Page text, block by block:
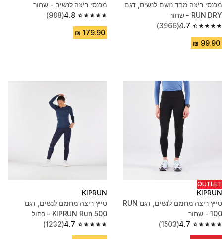
מכנסי ריצה מבד נושם לנשים, דגם
RUN DRY - שחור
4.7
4.7 out of 5 stars from 3966 reviews
(3966)
מכנסי ריצה לנשים - שחור
4.8
4.8 out of 5 stars from 988 reviews
(988)
OUTLET
KIPRUN
טייץ ריצה מחמם לנשים, דגם RUN
100 - שחור
4.7
4.7 out of 5 stars from 1503 reviews
(1503)
KIPRUN
טייץ ריצה מחמם לנשים, דגם
KIPRUN Run 500 - כחול
4.7
4.7 out of 5 stars from 1232 reviews
(1232)